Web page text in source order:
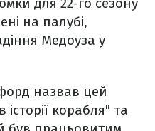
на палубі,
Медоуза у
назвав цей
корабля" та